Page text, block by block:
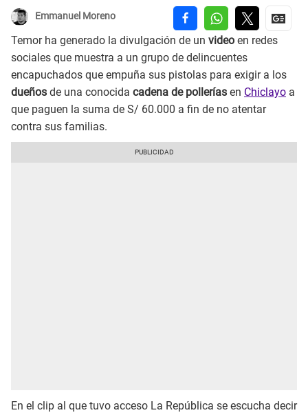
Emmanuel Moreno
Temor ha generado la divulgación de un video en redes
sociales que muestra a un grupo de delincuentes
encapuchados que empuña sus pistolas para exigir a los
dueños de una conocida cadena de pollerías en Chiclayo a
que paguen la suma de S/ 60.000 a fin de no atentar
contra sus familias.
En el clip al que tuvo acceso La República se escucha decir